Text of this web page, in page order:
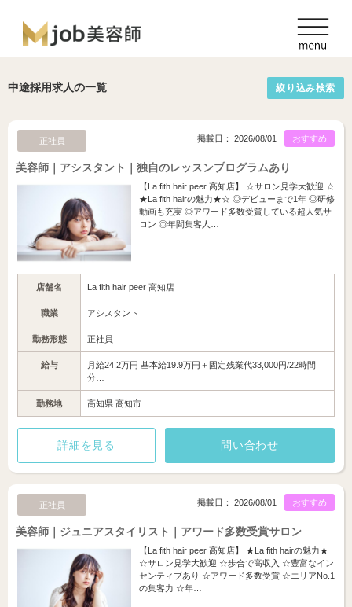
中途採用求人の一覧 絞り込み検索
正社員 おすすめ
掲載日： 2026/08/01
美容師｜アシスタント｜独自のレッスンプログラムあり
【La fith hair peer 高知店】 ☆サロン見学大歓迎 ☆
★La fith hairの魅力★☆ ◎デビューまで1年 ◎研修
動画も充実 ◎アワード多数受賞している超人気サ
ロン ◎年間集客人…
店舗名 La fith hair peer 高知店
職業 アシスタント
勤務形態 正社員
給与
月給24.2万円 基本給19.9万円＋固定残業代33,000円/22時間
分…
勤務地 高知県 高知市
詳細を見る 問い合わせ
正社員 おすすめ
掲載日： 2026/08/01
美容師｜ジュニアスタイリスト｜アワード多数受賞サロン
【La fith hair peer 高知店】 ★La fith hairの魅力★
☆サロン見学大歓迎 ☆歩合で高収入 ☆豊富なイン
センティブあり ☆アワード多数受賞 ☆エリアNo.1
の集客力 ☆年…